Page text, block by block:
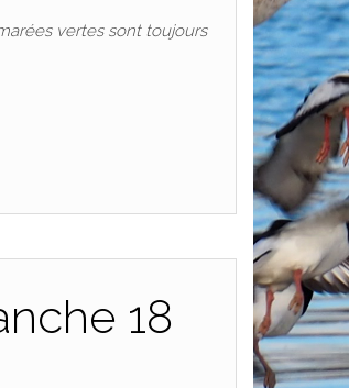
vertes sont toujours
18